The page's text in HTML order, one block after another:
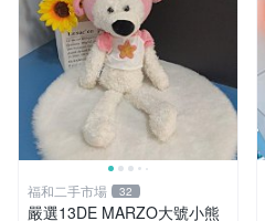
福和二手市場 32
嚴選13DE MARZO大號小熊